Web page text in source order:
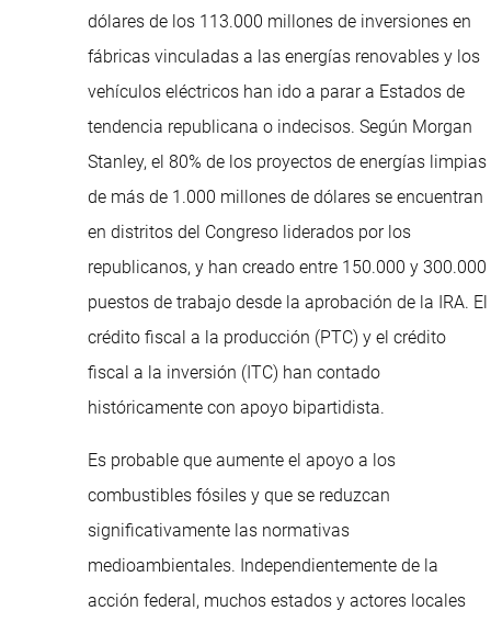
dólares de los 113.000 millones de inversiones en
fábricas vinculadas a las energías renovables y los
vehículos eléctricos han ido a parar a Estados de
tendencia republicana o indecisos. Según Morgan
Stanley, el 80% de los proyectos de energías limpias
de más de 1.000 millones de dólares se encuentran
en distritos del Congreso liderados por los
republicanos, y han creado entre 150.000 y 300.000
puestos de trabajo desde la aprobación de la IRA. El
crédito fiscal a la producción (PTC) y el crédito
fiscal a la inversión (ITC) han contado
históricamente con apoyo bipartidista.
Es probable que aumente el apoyo a los
combustibles fósiles y que se reduzcan
significativamente las normativas
medioambientales. Independientemente de la
acción federal, muchos estados y actores locales